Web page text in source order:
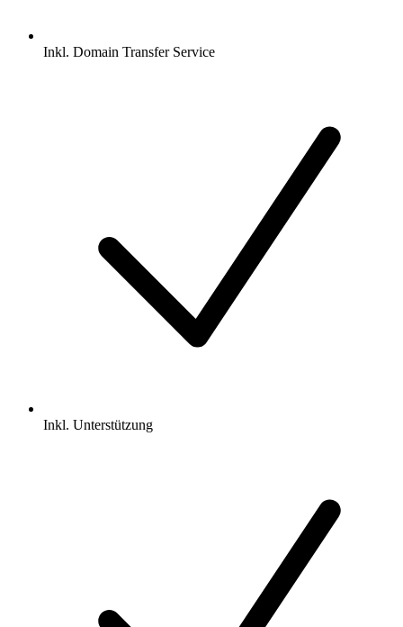
Inkl. Domain Transfer Service
Inkl. Unterstützung